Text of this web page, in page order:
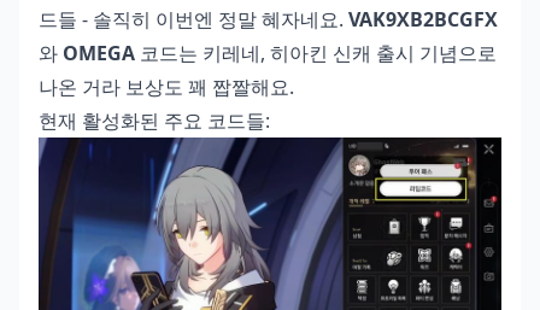
드들 - 솔직히 이번엔 정말 혜자네요. VAK9XB2BCGFX
와 OMEGA 코드는 키레네, 히아킨 신캐 출시 기념으로
나온 거라 보상도 꽤 짭짤해요.
현재 활성화된 주요 코드들: